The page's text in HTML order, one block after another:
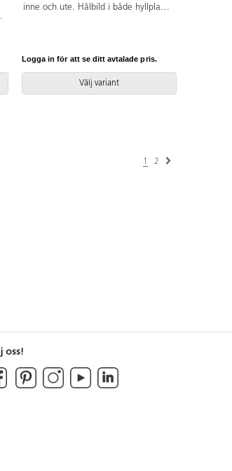
inne och ute. Hålbild i både hyllplan
Hjuldiameter 125 mm. Tål belastning
250 kg. Pulverlackad eller förzinkad
plåt. Vikt 21,5 kg. Levereras
omonterad.
Logga in för att se ditt avtalade pris.
Välj variant
1 2
oss!